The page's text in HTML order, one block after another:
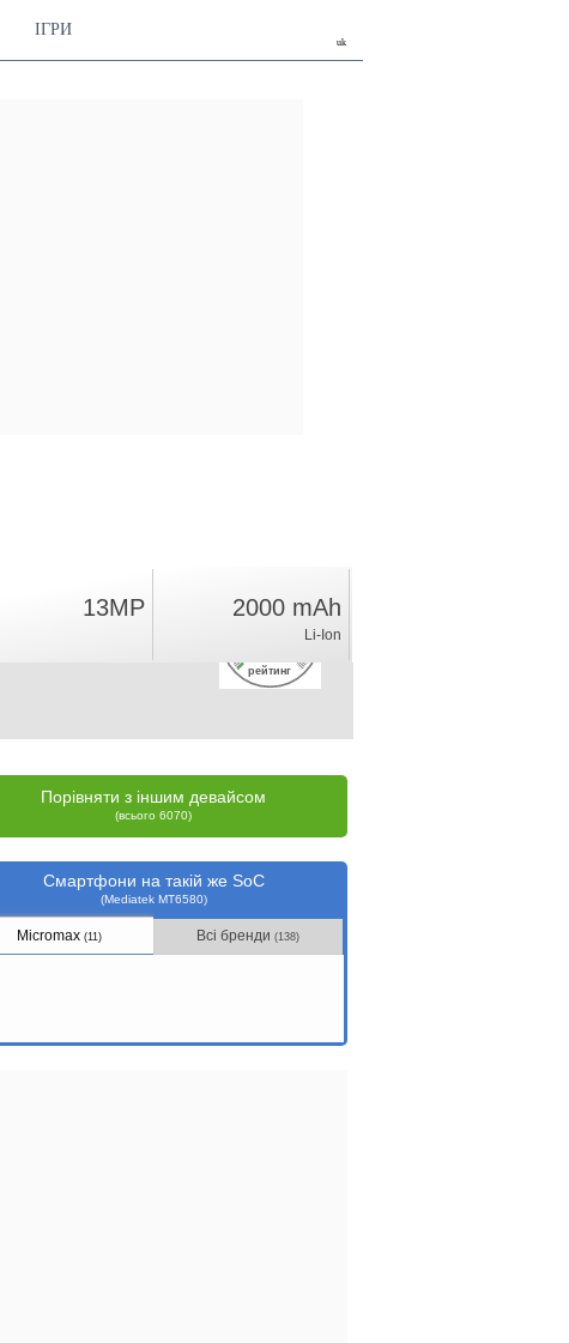
uk
ІГРИ
рейтинг
13MP 2000 mAh
Li-Ion
Порівняти з іншим девайсом
(всього 6070)
Смартфони на такій же SoC
(Mediatek MT6580)
Micromax (11) Всі бренди(138)